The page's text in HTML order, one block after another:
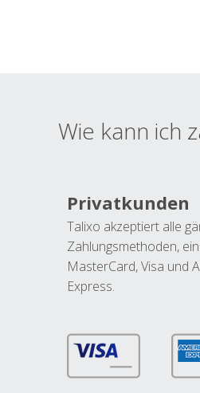
Wie kann ich
Privatkunden
Talixo akzeptiert alle
Zahlungsmethoden,
MasterCard, Visa und
Express.